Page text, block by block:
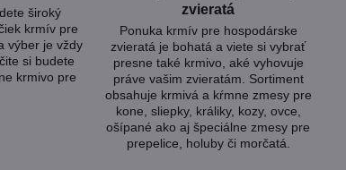
široký
krmív pre
výber je vždy
si budete
krmivo pre
zvieratá
Ponuka krmív pre hospodárske
zvieratá je bohatá a viete si vybrať
presne také krmivo, aké vyhovuje
práve vašim zvieratám. Sortiment
obsahuje krmivá a kŕmne zmesy pre
kone, sliepky, králiky, kozy, ovce,
ošípané ako aj špeciálne zmesy pre
prepelice, holuby či morčatá.